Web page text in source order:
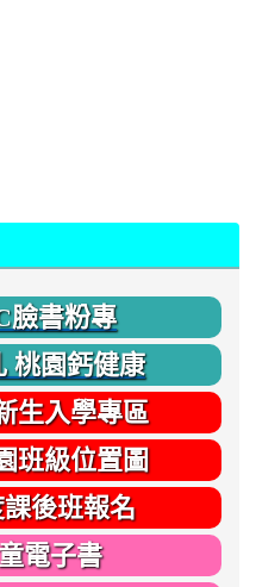
臉書粉專
桃園鈣健康
生入學專區
班級位置圖
後班報名
電子書